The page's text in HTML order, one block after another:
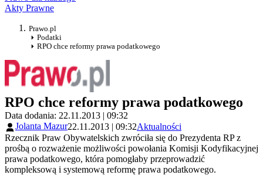
Akty Prawne
Prawo.pl
Podatki
RPO chce reformy prawa podatkowego
RPO chce reformy prawa podatkowego
Data dodania: 22.11.2013 | 09:32
Jolanta Mazur22.11.2013 | 09:32Aktualności
Rzecznik Praw Obywatelskich zwróciła się do Prezydenta RP z
prośbą o rozważenie możliwości powołania Komisji Kodyfikacyjnej
prawa podatkowego, która pomogłaby przeprowadzić
kompleksową i systemową reformę prawa podatkowego.